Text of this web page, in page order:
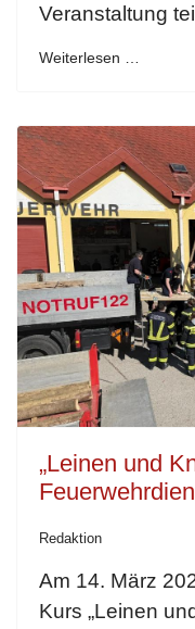
Veranstaltung
Weiterlesen …
„Leinen und
Redaktion
Am 14. März
Kurs „Leinen